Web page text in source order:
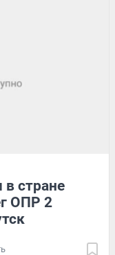
стране
ОПР 2